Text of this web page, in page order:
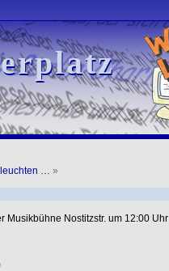
… »
Musikbühne Nostitzstr. um 12:00 Uhr